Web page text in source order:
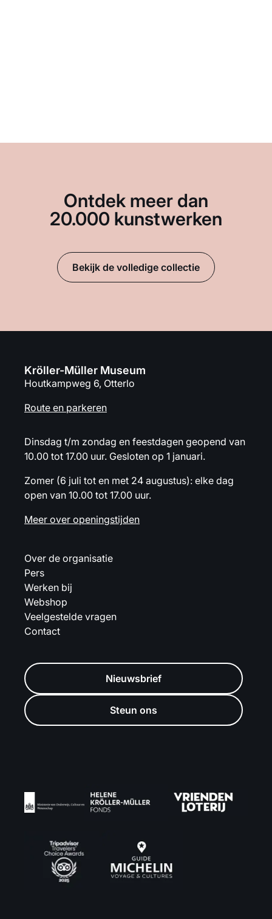
Ontdek meer dan
20.000 kunstwerken
Bekijk de volledige collectie
Kröller-Müller Museum
Houtkampweg 6, Otterlo
Route en parkeren
Dinsdag t/m zondag en feestdagen geopend van
10.00 tot 17.00 uur. Gesloten op 1 januari.
Zomer (6 juli tot en met 24 augustus): elke dag
open van 10.00 tot 17.00 uur.
Meer over openingstijden
Over de organisatie
Pers
Werken bij
Webshop
Veelgestelde vragen
Contact
Nieuwsbrief
Steun ons